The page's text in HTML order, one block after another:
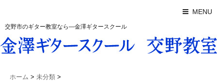
MENU
交野市のギター教室なら―金澤ギタースクール
ホーム > 未分類 >